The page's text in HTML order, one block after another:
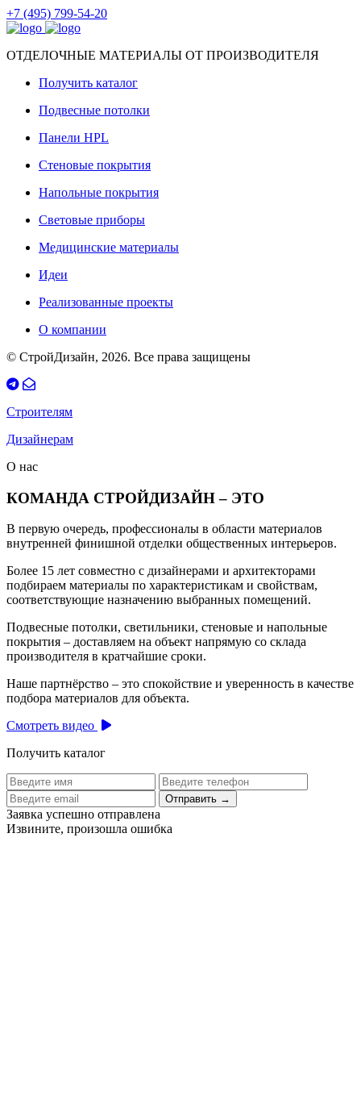
+7 (495) 799-54-20
ОТДЕЛОЧНЫЕ МАТЕРИАЛЫ ОТ ПРОИЗВОДИТЕЛЯ
Получить каталог
Подвесные потолки
Панели HPL
Стеновые покрытия
Напольные покрытия
Световые приборы
Медицинские материалы
Идеи
Реализованные проекты
О компании
© СтройДизайн, 2026. Все права защищены
Строителям
Дизайнерам
О нас
КОМАНДА СТРОЙДИЗАЙН – ЭТО
В первую очередь, профессионалы в области материалов
внутренней финишной отделки общественных интерьеров.
Более 15 лет совместно с дизайнерами и архитекторами
подбираем материалы по характеристикам и свойствам,
соответствующие назначению выбранных помещений.
Подвесные потолки, светильники, стеновые и напольные
покрытия – доставляем на объект напрямую со склада
производителя в кратчайшие сроки.
Наше партнёрство – это спокойствие и уверенность в качестве
подбора материалов для объекта.
Смотреть видео
Получить каталог
Отправить →
Заявка успешно отправлена
Извините, произошла ошибка